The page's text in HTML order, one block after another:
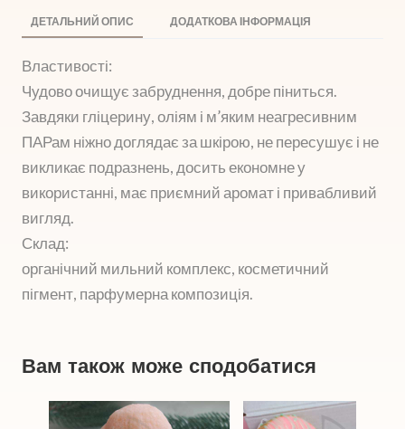
ДЕТАЛЬНИЙ ОПИС ДОДАТКОВА ІНФОРМАЦІЯ
Властивості:
Чудово очищує забруднення, добре піниться.
Завдяки гліцерину, оліям і м’яким неагресивним
ПАРам ніжно доглядає за шкірою, не пересушує і не
викликає подразнень, досить економне у
використанні, має приємний аромат і привабливий
вигляд.
Склад:
органічний мильний комплекс, косметичний
пігмент, парфумерна композиція.
Вам також може сподобатися